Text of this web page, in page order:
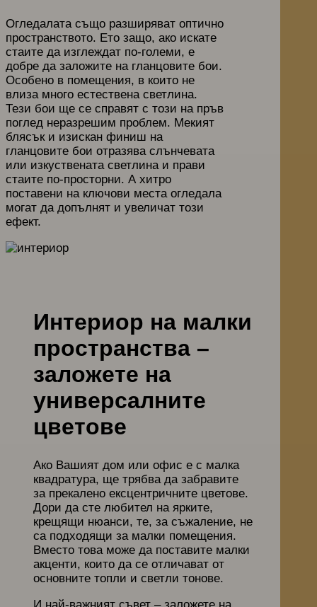
Огледалата също разширяват оптично
пространството. Ето защо, ако искате
стаите да изглеждат по-големи, е
добре да заложите на гланцовите бои.
Особено в помещения, в които не
влиза много естествена светлина.
Тези бои ще се справят с този на пръв
поглед неразрешим проблем. Мекият
блясък и изискан финиш на
гланцовите бои отразява слънчевата
или изкуствената светлина и прави
стаите по-просторни. А хитро
поставени на ключови места огледала
могат да допълнят и увеличат този
ефект.
Интериор на малки
пространства –
заложете на
универсалните
цветове
Ако Вашият дом или офис е с малка
квадратура, ще трябва да забравите
за прекалено ексцентричните цветове.
Дори да сте любител на ярките,
крещящи нюанси, те, за съжаление, не
са подходящи за малки помещения.
Вместо това може да поставите малки
акценти, които да се отличават от
основните топли и светли тонове.